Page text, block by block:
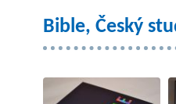
Bible, Český